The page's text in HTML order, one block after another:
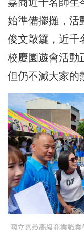
始準備擺攤，活
俊文敲鑼，近千
校慶園遊會活動
但仍不減大家的
國立嘉義高級商業職